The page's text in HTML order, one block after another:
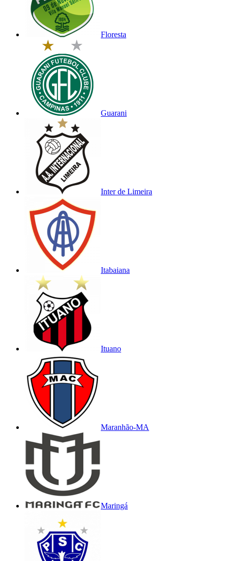
Floresta
Guarani
Inter de Limeira
Itabaiana
Ituano
Maranhão-MA
Maringá